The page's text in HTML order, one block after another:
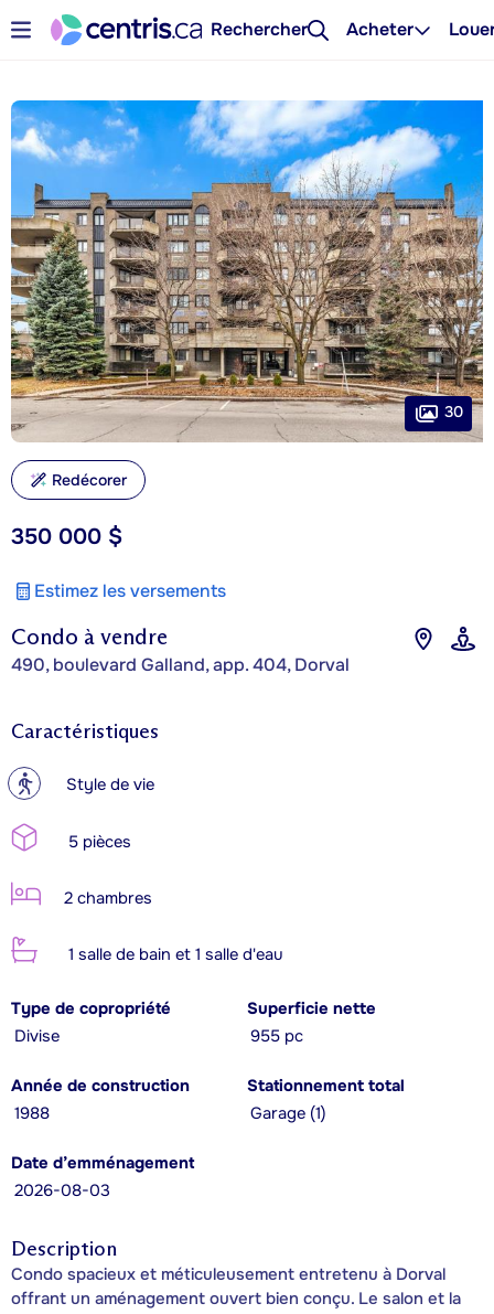
Rechercher Acheter
Condo à vendre
490, boulevard Galland, app. 404, Dorval
350 000 $
Estimez les versements
30
Redécorer
Caractéristiques
? Style de vie
5 pièces
2 chambres
1 salle de bain et 1 salle d'eau
Type de copropriété
Divise
Superficie nette
955 pc
Année de construction
1988
Stationnement total
Garage (1)
Date d’emménagement
2026-08-03
Description
Condo spacieux et méticuleusement entretenu à Dorval
offrant un aménagement ouvert bien conçu. Le salon et la